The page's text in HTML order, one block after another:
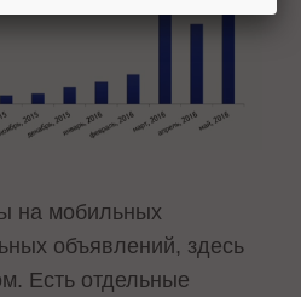
на мобильных
объявлений, здесь
Есть отдельные